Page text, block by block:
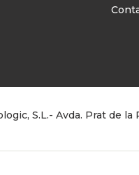
S.L.- Avda. Prat de la